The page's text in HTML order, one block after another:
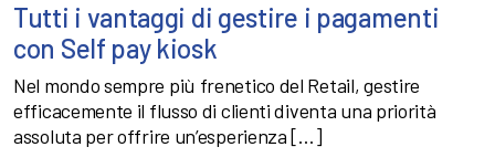
Tutti i vantaggi di gestire i pagamenti
con Self pay kiosk
Nel mondo sempre più frenetico del Retail, gestire
efficacemente il flusso di clienti diventa una priorità
assoluta per offrire un’esperienza […]